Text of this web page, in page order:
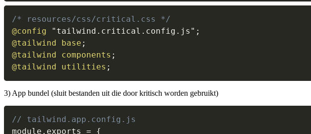
/* resources/css/critical.css */
@config
"tailwind.critical.config.js" ;
@tailwind
base ;
@tailwind
components ;
@tailwind
utilities ;
3) App bundel (sluit bestanden uit die door kritisch worden gebruikt)
// tailwind.app.config.js
module . exports =
{